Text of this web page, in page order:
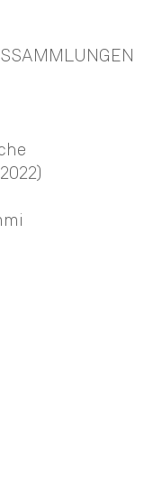
SAMMLUNGEN